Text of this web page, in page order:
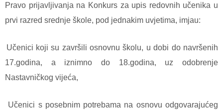
Pravo prijavljivanja na Konkurs za upis redovnih učenika u
prvi razred srednje škole, pod jednakim uvjetima, imjau:
Učenici koji su završili osnovnu školu, u dobi do navršenih
17.godina, a iznimno do 18.godina, uz odobrenje
Nastavničkog vijeća,
Učenici s posebnim potrebama na osnovu odgovarajućeg